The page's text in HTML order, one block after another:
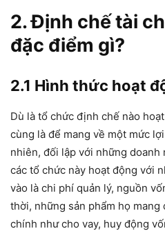
2. Định chế tài
đặc điểm gì?
2.1 Hình thức hoạt
Dù là tổ chức định chế nào
cùng là để mang về một mức
nhiên, đối lập với những
các tổ chức này hoạt động với
vào là chi phí quản lý, nguồn
thời, những sản phẩm họ
chính như cho vay, huy động